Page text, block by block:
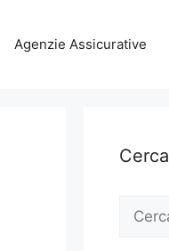
Agenzie Assicurative
Cerca
Ricerca